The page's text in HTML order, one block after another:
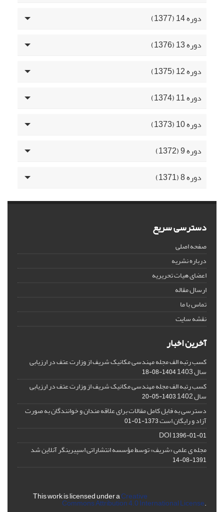
دوره 14 (1377)
دوره 13 (1376)
دوره 12 (1375)
دوره 11 (1374)
دوره 10 (1373)
دوره 9 (1372)
دوره 8 (1371)
دسترسی سریع
صفحه اصلی
درباره نشریه
اعضای هیات تحریریه
ارسال مقاله
تماس با ما
نقشه سایت
آخرین اخبار
کسب رتبه الف مجله مهندسی مکانیک شریف از وزارت عتف در ارزیابی
سال 1403 1404-08-18
کسب رتبه الف مجله مهندسی مکانیک شریف از وزارت عتف در ارزیابی
سال 1402 1403-05-20
دسترسی به فایل کامل مقالات برای علاقه مندان و خوانندگان به صورت
آزاد و رایگان است1373-01-01
DOI1396-01-01
مجله ی علمی «شریف» توسط مؤسسه انتشاراتی اسپیرینگر آنلاین شد
1391-08-14
This work is licensed under aCreative
Commons Attribution 4.0 International License.